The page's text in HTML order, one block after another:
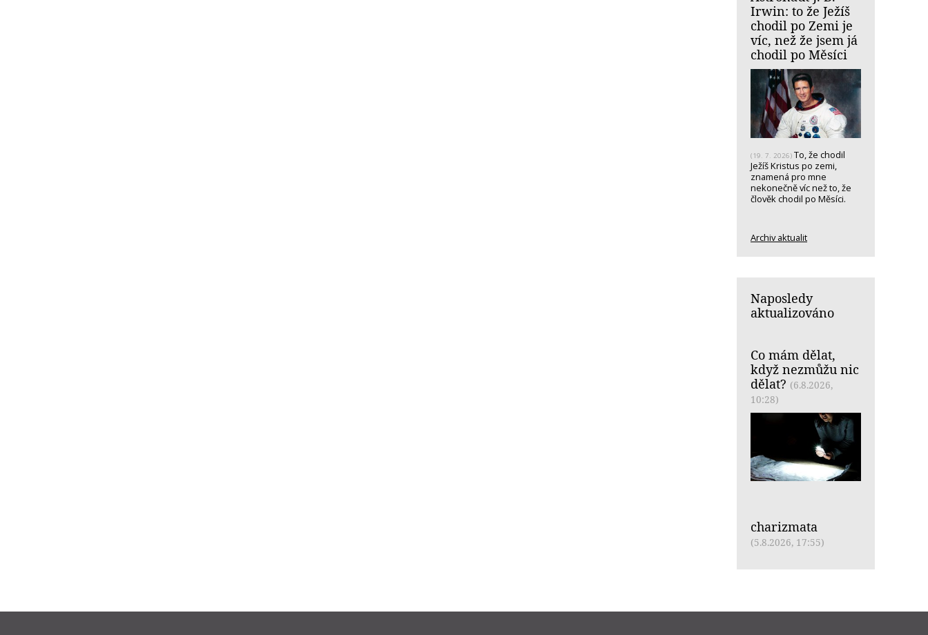
Irwin: to že Ježíš
chodil po Zemi je
víc, než že jsem já
chodil po Měsíci
(19. 7. 2026) To, že chodil
Ježíš Kristus po zemi,
znamená pro mne
nekonečně víc než to, že
člověk chodil po Měsíci.
Archiv aktualit
Naposledy
aktualizováno
Co mám dělat,
když nezmůžu nic
dělat? (6.8.2026,
10:28)
charizmata
(5.8.2026, 17:55)